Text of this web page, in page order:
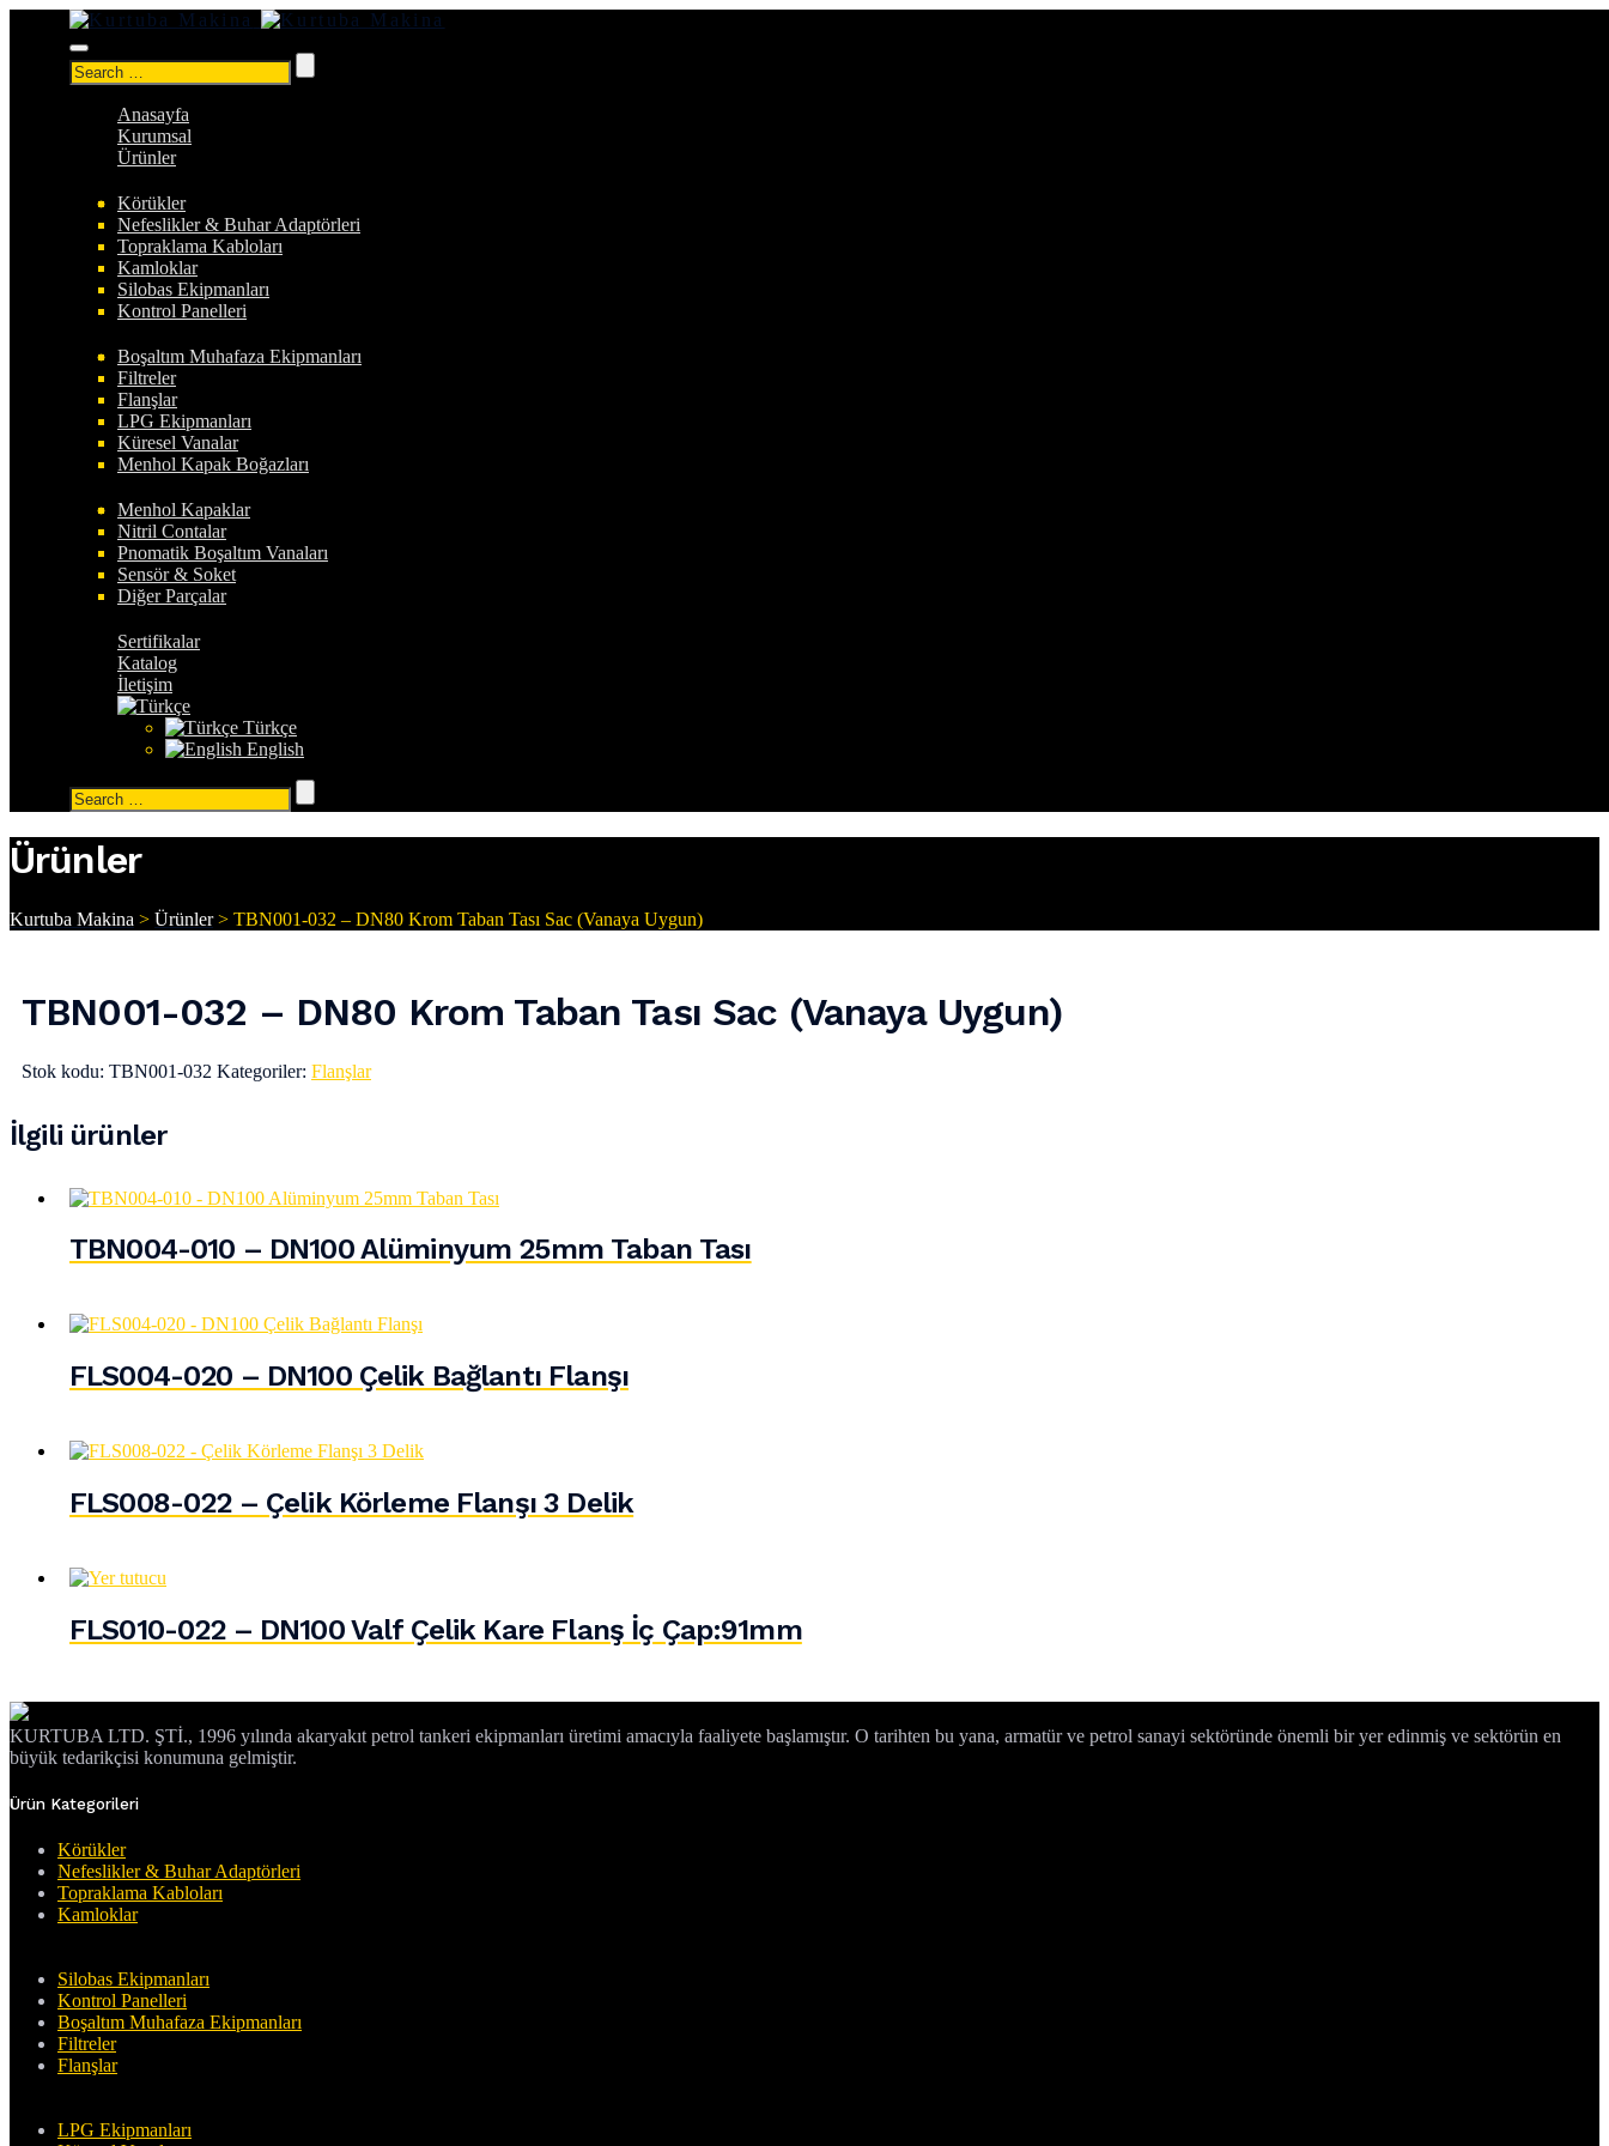
Search
for:
Anasayfa
Kurumsal
Ürünler
Körükler
Nefeslikler & Buhar Adaptörleri
Topraklama Kabloları
Kamloklar
Silobas Ekipmanları
Kontrol Panelleri
Boşaltım Muhafaza Ekipmanları
Filtreler
Flanşlar
LPG Ekipmanları
Küresel Vanalar
Menhol Kapak Boğazları
Menhol Kapaklar
Nitril Contalar
Pnomatik Boşaltım Vanaları
Sensör & Soket
Diğer Parçalar
Sertifikalar
Katalog
İletişim
Türkçe
English
Search
for:
Ürünler
Kurtuba Makina > Ürünler> TBN001-032 – DN80 Krom Taban Tası Sac (Vanaya Uygun)
TBN001-032 – DN80 Krom Taban Tası Sac (Vanaya Uygun)
Stok kodu: TBN001-032 Kategoriler: Flanşlar
İlgili ürünler
TBN004-010 – DN100 Alüminyum 25mm Taban Tası
FLS004-020 – DN100 Çelik Bağlantı Flanşı
FLS008-022 – Çelik Körleme Flanşı 3 Delik
FLS010-022 – DN100 Valf Çelik Kare Flanş İç Çap:91mm
KURTUBA LTD. ŞTİ., 1996 yılında akaryakıt petrol tankeri ekipmanları üretimi amacıyla faaliyete başlamıştır. O tarihten bu yana, armatür ve petrol sanayi sektöründe önemli bir yer edinmiş ve sektörün en
büyük tedarikçisi konumuna gelmiştir.
Ürün Kategorileri
Körükler
Nefeslikler & Buhar Adaptörleri
Topraklama Kabloları
Kamloklar
Silobas Ekipmanları
Kontrol Panelleri
Boşaltım Muhafaza Ekipmanları
Filtreler
Flanşlar
LPG Ekipmanları